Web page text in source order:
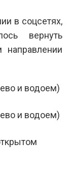
в соцсетях,
вернуть
направлении